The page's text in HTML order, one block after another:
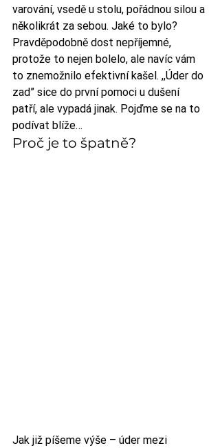
varování, vsedě u stolu, pořádnou silou a
několikrát za sebou. Jaké to bylo?
Pravděpodobně dost nepříjemné,
protože to nejen bolelo, ale navíc vám
to znemožnilo efektivní kašel. ,,Úder do
zad” sice do první pomoci u dušení
patří, ale vypadá jinak. Pojďme se na to
podívat blíže…
Proč je to špatně?
Jak již píšeme výše – úder mezi